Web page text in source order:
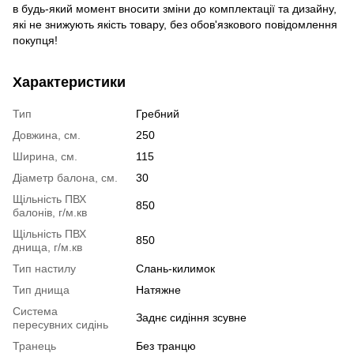
в будь-який момент вносити зміни до комплектації та дизайну,
які не знижують якість товару, без обов'язкового повідомлення
покупця!
Характеристики
Тип
Гребний
Довжина, см.
250
Ширина, см.
115
Діаметр балона, см.
30
Щільність ПВХ
балонів, г/м.кв
850
Щільність ПВХ
днища, г/м.кв
850
Тип настилу
Слань-килимок
Тип днища
Натяжне
Система
пересувних сидінь
Заднє сидіння зсувне
Транець
Без транцю